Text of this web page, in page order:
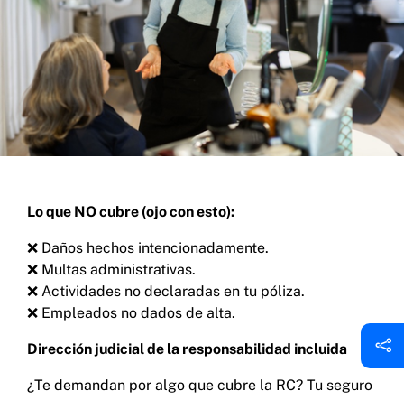
Lo que NO cubre (ojo con esto):
❌ Daños hechos intencionadamente.
❌ Multas administrativas.
❌ Actividades no declaradas en tu póliza.
❌ Empleados no dados de alta.
Dirección judicial de la responsabilidad incluida
¿Te demandan por algo que cubre la RC? Tu seguro